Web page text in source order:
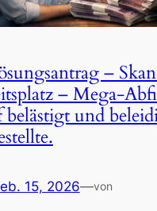
–
– Mega-
belästigt und
15, 2026—von